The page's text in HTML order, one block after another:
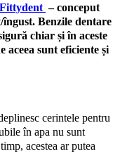
– conceput
Benzile dentare
chiar și în aceste
aceea sunt eficiente și
cerintele pentru
în apa nu sunt
acestea ar putea